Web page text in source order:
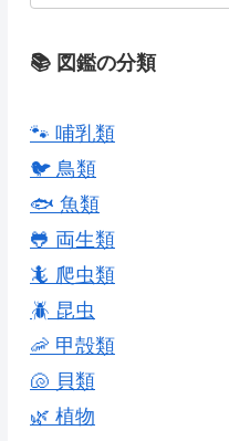
📚 図鑑の分類
🐾 哺乳類
🐦 鳥類
🐟 魚類
🐸 両生類
🦎 爬虫類
🪲 昆虫
🦐 甲殻類
🐚 貝類
🌿 植物